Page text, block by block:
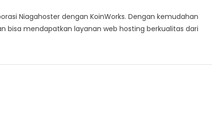
Niagahoster dengan KoinWorks. Dengan kemudahan
bisa mendapatkan layanan web hosting berkualitas dari